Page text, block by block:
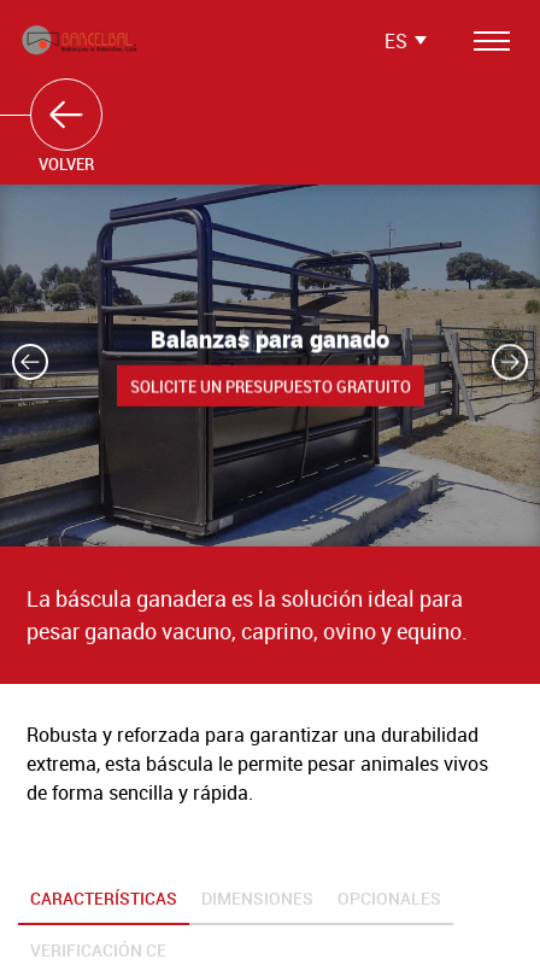
Soluciones Integradas
Servicios
Media
Testimonios
Contactos
Área Reservada
BÁSCULAS Y BÁSCULAS PUENTE
A BARCELBAL
SOLICITUD DE ASISTENCIA TÉCNICA
FAQ’S
RECLUTAMIENTO
ES
VOLVER
Balanzas para ganado
SOLICITE UN PRESUPUESTO GRATUITO
La báscula ganadera es la solución ideal para
pesar ganado vacuno, caprino, ovino y equino.
Robusta y reforzada para garantizar una durabilidad
extrema, esta báscula le permite pesar animales vivos
de forma sencilla y rápida.
CARACTERÍSTICAS DIMENSIONES OPCIONALES
VERIFICACIÓN CE